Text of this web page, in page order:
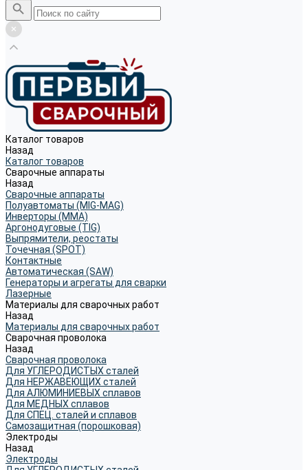
Каталог товаров
Назад
Каталог товаров
Сварочные аппараты
Назад
Сварочные аппараты
Полуавтоматы (MIG-MAG)
Инверторы (MMA)
Аргонодуговые (TIG)
Выпрямители, реостаты
Точечная (SPOT)
Контактные
Автоматическая (SAW)
Генераторы и агрегаты для сварки
Лазерные
Материалы для сварочных работ
Назад
Материалы для сварочных работ
Сварочная проволока
Назад
Сварочная проволока
Для УГЛЕРОДИСТЫХ сталей
Для НЕРЖАВЕЮЩИХ сталей
Для АЛЮМИНИЕВЫХ сплавов
Для МЕДНЫХ сплавов
Для СПЕЦ. сталей и сплавов
Самозащитная (порошковая)
Электроды
Назад
Электроды